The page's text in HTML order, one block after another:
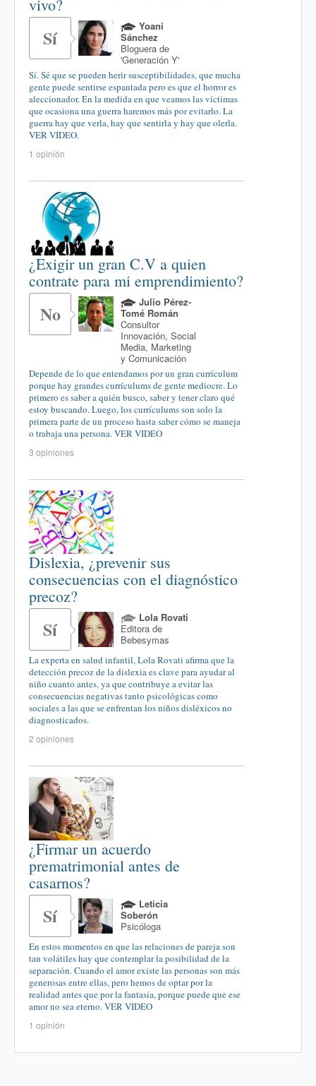
vivo?
Sí
Yoani
Sánchez
Bloguera de
'Generación Y'
Sí. Sé que se pueden herir susceptibilidades, que mucha
gente puede sentirse espantada pero es que el horror es
aleccionador. En la medida en que veamos las víctimas
que ocasiona una guerra haremos más por evitarlo. La
guerra hay que verla, hay que sentirla y hay que olerla.
VER VÍDEO.
1 opinión
¿Exigir un gran C.V a quien
contrate para mi emprendimiento?
No
Julio Pérez-
Tomé Román
Consultor
Innovación, Social
Media, Marketing
y Comunicación
Depende de lo que entendamos por un gran currículum
porque hay grandes currículums de gente mediocre. Lo
primero es saber a quién busco, saber y tener claro qué
estoy buscando. Luego, los currículums son solo la
primera parte de un proceso hasta saber cómo se maneja
o trabaja una persona. VER VIDEO
3 opiniones
Dislexia, ¿prevenir sus
consecuencias con el diagnóstico
precoz?
Sí
Lola Rovati
Editora de
Bebesymas
La experta en salud infantil, Lola Rovati afirma que la
detección precoz de la dislexia es clave para ayudar al
niño cuanto antes, ya que contribuye a evitar las
consecuencias negativas tanto psicológicas como
sociales a las que se enfrentan los niños disléxicos no
diagnosticados.
2 opiniones
¿Firmar un acuerdo
prematrimonial antes de
casarnos?
Sí
Leticia
Soberón
Psicóloga
En estos momentos en que las relaciones de pareja son
tan volátiles hay que contemplar la posibilidad de la
separación. Cuando el amor existe las personas son más
generosas entre ellas, pero hemos de optar por la
realidad antes que por la fantasía, porque puede que ese
amor no sea eterno. VER VIDEO
1 opinión